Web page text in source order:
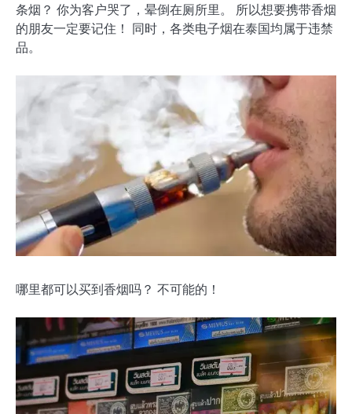
条烟？ 你为客户哭了，晕倒在厕所里。 所以想要携带香烟
的朋友一定要记住！ 同时，各类电子烟在泰国均属于违禁
品。
哪里都可以买到香烟吗？ 不可能的！